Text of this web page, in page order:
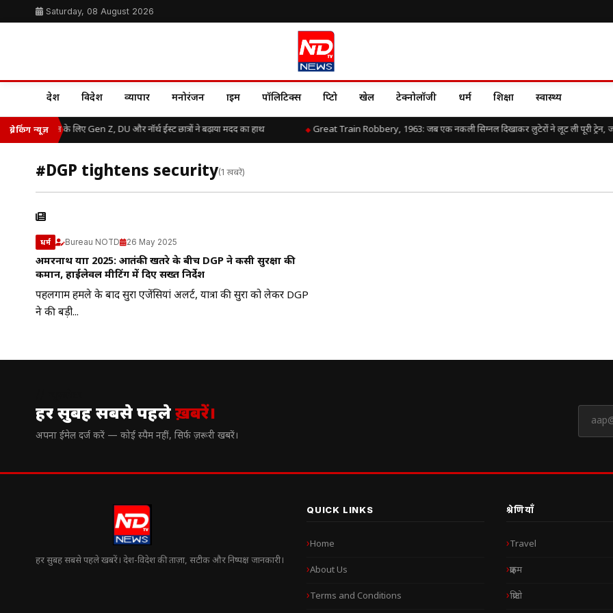
Saturday, 08 August 2026
देश विदेश व्यापार मनोरंजन क्राइम पॉलिटिक्स क्रिप्टो खेल टेक्नोलॉजी धर्म शिक्षा स्वास्थ्य
ब्रेकिंग न्यूज़
असम बाढ़ राहत के लिए Gen Z, DU और नॉर्थ ईस्ट छात्रों ने बढ़ाया मदद का हाथ Great Train Robbery, 1963: जब एक नकली सिग्नल दिखाकर लुटेरों ने लूट ली पूरी ट्रेन,
#DGP tightens security(1 खबरें)
धर्म Bureau NOTD 26 May 2025
अमरनाथ यात्रा 2025: आतंकी खतरे के बीच DGP ने कसी सुरक्षा की
कमान, हाईलेवल मीटिंग में दिए सख्त निर्देश
पहलगाम हमले के बाद सुरक्षा एजेंसियां अलर्ट, यात्रा की सुरक्षा को लेकर DGP
ने की बड़ी...
हर सुबह सबसे पहलेख़बरें।
अपना ईमेल दर्ज करें — कोई स्पैम नहीं, सिर्फ ज़रूरी खबरें।
हर सुबह सबसे पहले खबरें। देश-विदेश की ताज़ा, सटीक और निष्पक्ष जानकारी।
QUICK LINKS
Home
About Us
Terms and Conditions
श्रेणियाँ
Travel
क्राइम
क्रिप्टो